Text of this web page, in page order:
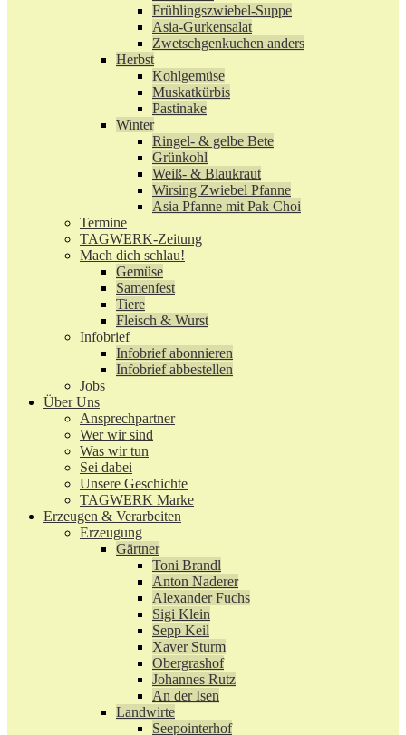
Frühlingszwiebel-Suppe
Asia-Gurkensalat
Zwetschgenkuchen anders
Herbst
Kohlgemüse
Muskatkürbis
Pastinake
Winter
Ringel- & gelbe Bete
Grünkohl
Weiß- & Blaukraut
Wirsing Zwiebel Pfanne
Asia Pfanne mit Pak Choi
Termine
TAGWERK-Zeitung
Mach dich schlau!
Gemüse
Samenfest
Tiere
Fleisch & Wurst
Infobrief
Infobrief abonnieren
Infobrief abbestellen
Jobs
Über Uns
Ansprechpartner
Wer wir sind
Was wir tun
Sei dabei
Unsere Geschichte
TAGWERK Marke
Erzeugen & Verarbeiten
Erzeugung
Gärtner
Toni Brandl
Anton Naderer
Alexander Fuchs
Sigi Klein
Sepp Keil
Xaver Sturm
Obergrashof
Johannes Rutz
An der Isen
Landwirte
Seepointerhof